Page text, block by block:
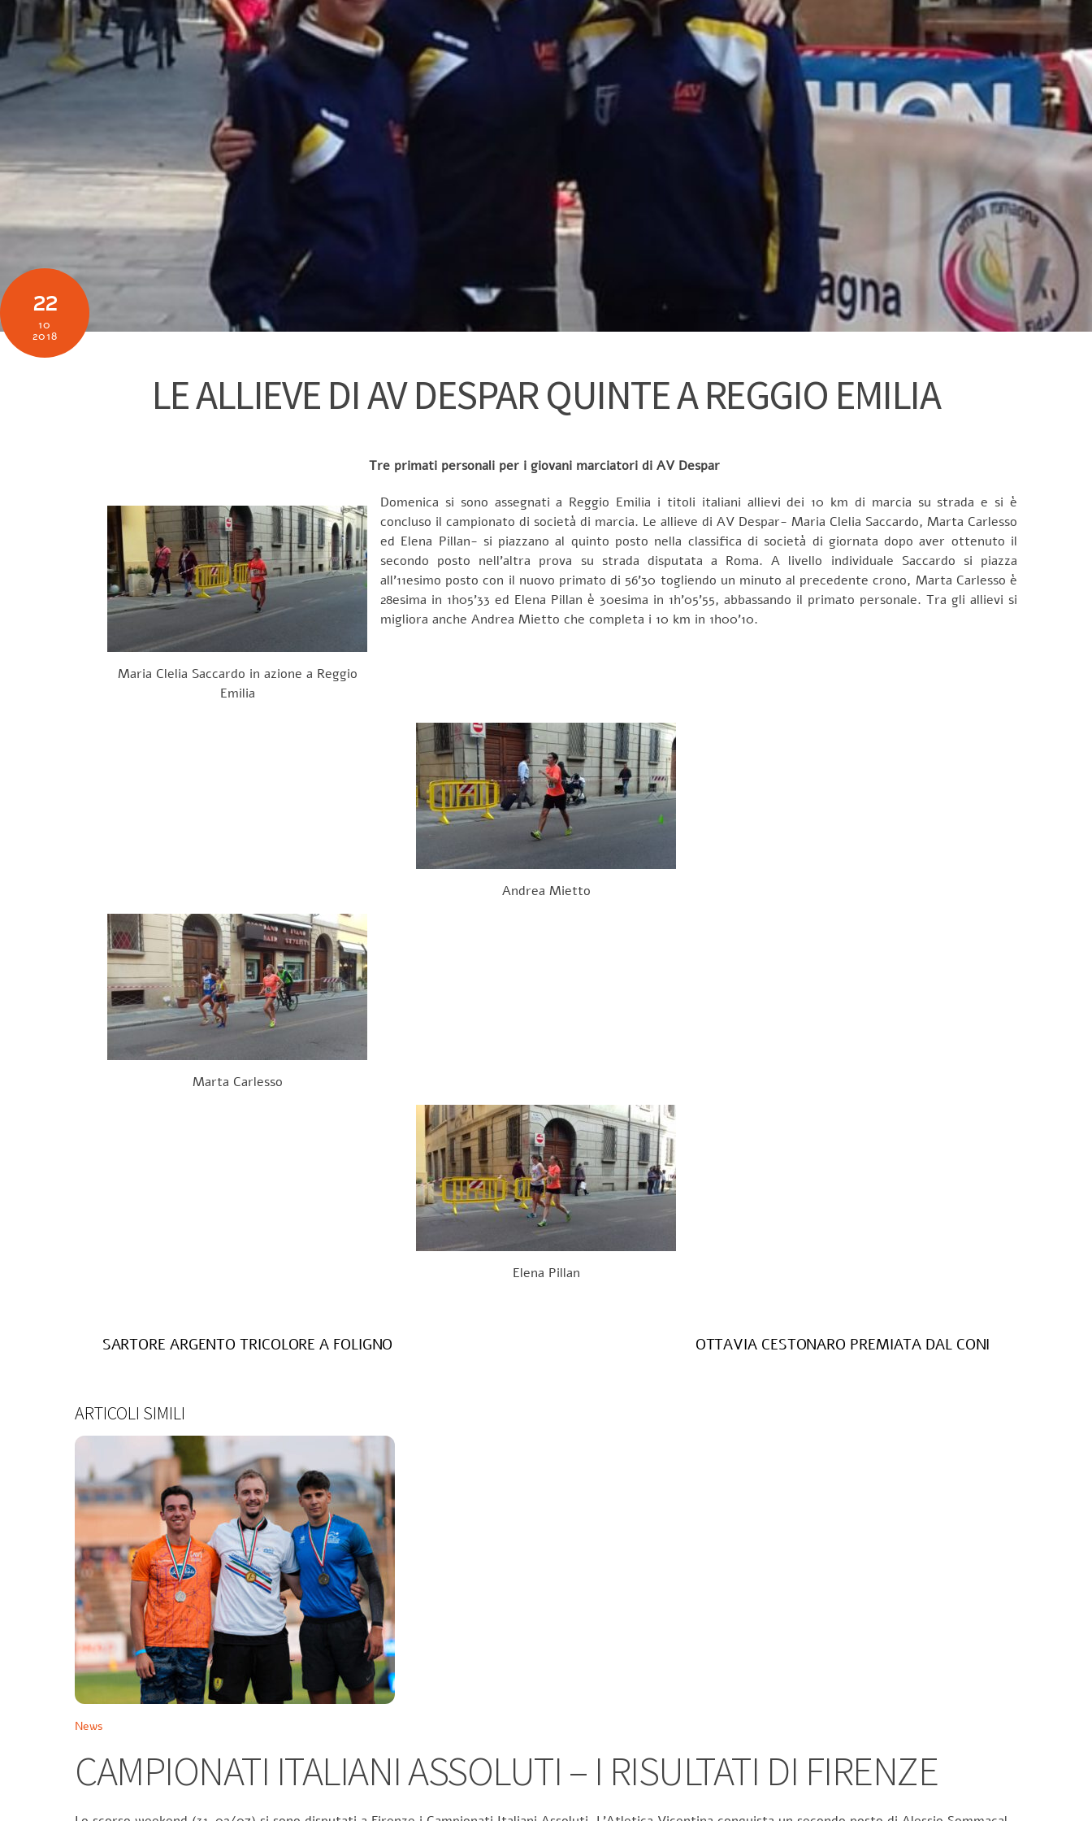
22
10
2018
LE ALLIEVE DI AV DESPAR QUINTE A REGGIO EMILIA
Tre primati personali per i giovani marciatori di AV Despar
Maria Clelia Saccardo in azione a Reggio
Emilia
Domenica si sono assegnati a Reggio Emilia i titoli italiani allievi dei 10 km di marcia su strada e si è
concluso il campionato di società di marcia. Le allieve di AV Despar- Maria Clelia Saccardo, Marta Carlesso
ed Elena Pillan- si piazzano al quinto posto nella classifica di società di giornata dopo aver ottenuto il
secondo posto nell’altra prova su strada disputata a Roma. A livello individuale Saccardo si piazza
all’11esimo posto con il nuovo primato di 56’30 togliendo un minuto al precedente crono, Marta Carlesso è
28esima in 1h05’33 ed Elena Pillan è 30esima in 1h’05’55, abbassando il primato personale. Tra gli allievi si
migliora anche Andrea Mietto che completa i 10 km in 1h00’10.
Andrea Mietto
Marta Carlesso
Elena Pillan
SARTORE ARGENTO TRICOLORE A FOLIGNO OTTAVIA CESTONARO PREMIATA DAL CONI
ARTICOLI SIMILI
News
CAMPIONATI ITALIANI ASSOLUTI – I RISULTATI DI FIRENZE